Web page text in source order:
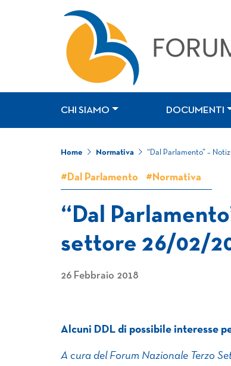
CHI SIAMO DOCUMENTI
Home Normativa “Dal Parlamento” –
#Dal Parlamento #Normativa
“Dal
settore 26/02/
26 Febbraio 2018
Alcuni DDL di possibile interesse
A cura del Forum Nazionale Terzo